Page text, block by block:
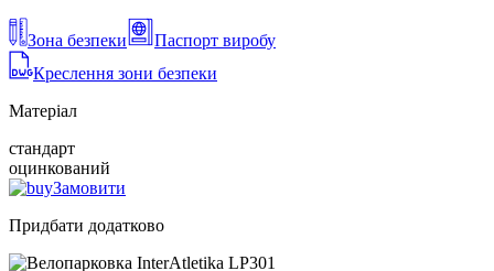
Зона безпеки
Паспорт виробу
Креслення зони безпеки
Матеріал
стандарт
оцинкований
Замовити
Придбати додатково